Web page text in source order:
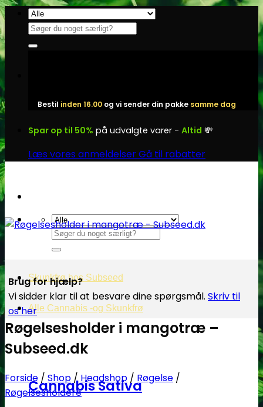
Fortsæt
indhold
Søg
efter:
Bestil inden 16.00 og vi sender din pakke samme dag
Spar op til 50% på udvalgte varer - Altid 💸
Læs vores anmeldelserGå til rabatter
Søg
efter:
Skunkfrø hos Subseed
Alle Cannabis -og Skunkfrø
Cannabis Sativa
Brug for hjælp?
Vi sidder klar til at besvare dine spørgsmål. Skriv til
os her
Røgelsesholder i mangotræ –
Subseed.dk
Forside / Shop / Headshop / Røgelse /
Røgelsesholdere